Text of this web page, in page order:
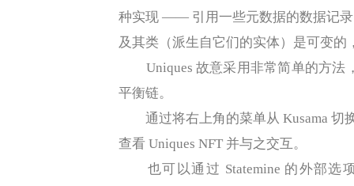
种实现 —— 引用一些元数据的数据记
及其类（派生自它们的实体）是可变
Uniques 故意采用非常简单的方法
平衡链。
通过将右上角的菜单从 Kusama 切换
查看 Uniques NFT 并与之交互。
也可以通过 Statemine 的外部选项